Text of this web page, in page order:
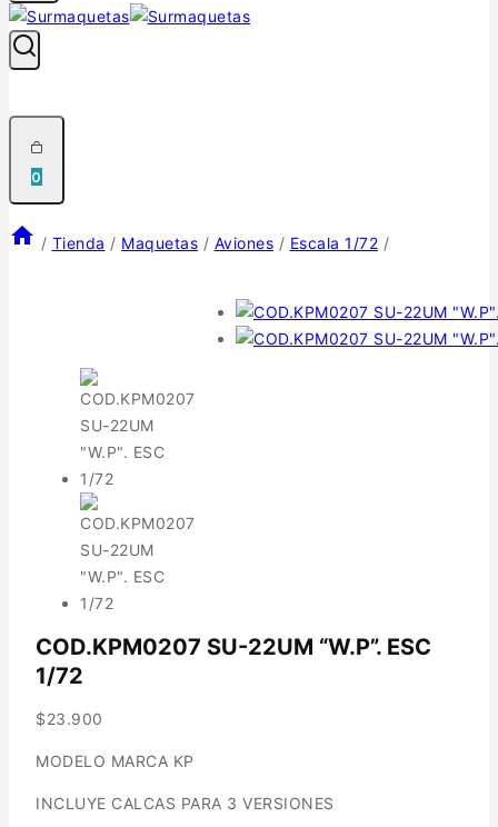
0
/ Tienda / Maquetas / Aviones / Escala 1/72 /
COD.KPM0207 SU-22UM “W.P”. ESC
1/72
$23.900
MODELO MARCA KP
INCLUYE CALCAS PARA 3 VERSIONES